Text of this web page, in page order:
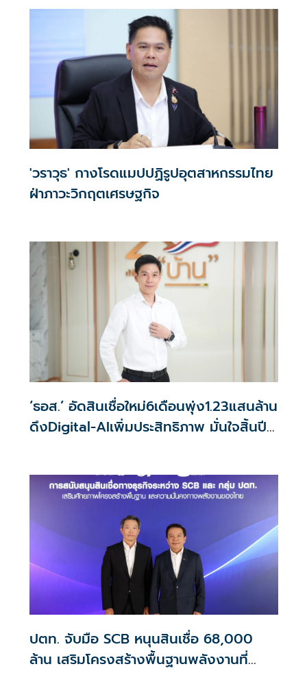
'วราวุธ' กางโรดแมปปฏิรูปอุตสาหกรรมไทย
ฝ่าภาวะวิกฤตเศรษฐกิจ
‘ธอส.’ อัดสินเชื่อใหม่6เดือนพุ่ง1.23แสนล้าน
ดึงDigital-AIเพิ่มประสิทธิภาพ มั่นใจสิ้นปี
ปตท. จับมือ SCB หนุนสินเชื่อ 68,000
ล้าน เสริมโครงสร้างพื้นฐานพลังงานที่